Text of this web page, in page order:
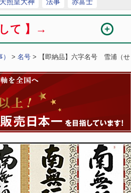
して 】→
> 名号 > 【即納品】六字名号 雪浦（せ